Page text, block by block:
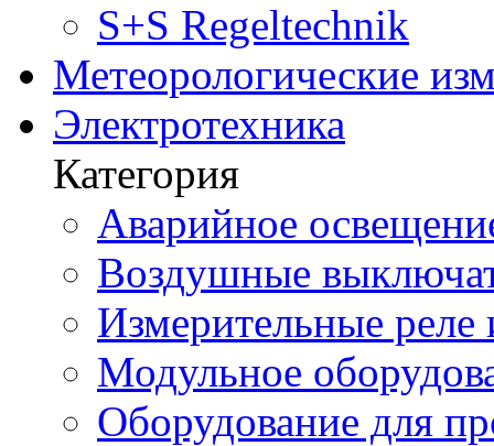
S+S Regeltechnik
Метеорологические
Электротехника
Категория
Аварийное
Воздушные
Измерительные реле
Модульное
Оборудование для